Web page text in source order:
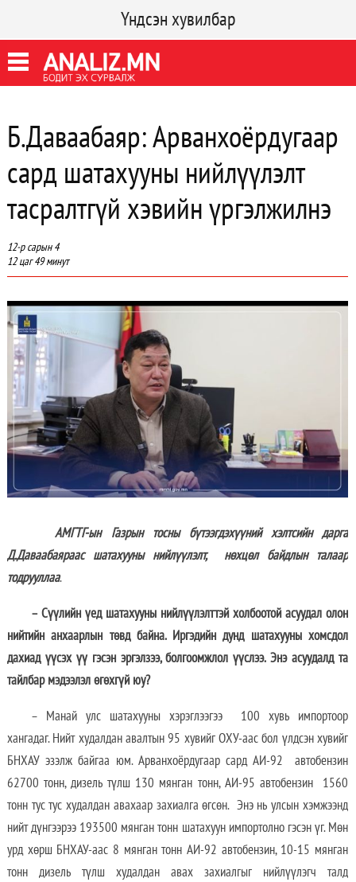
Үндсэн хувилбар
Б.Даваабаяр: Арванхоёрдугаар
сард шатахууны нийлүүлэлт
тасралтгүй хэвийн үргэлжилнэ
12-р сарын 4
12 цаг 49 минут
АМГТГ-ын Газрын тосны бүтээгдэхүүний хэлтсийн дарга
Д.Даваабаяраас шатахууны нийлүүлэлт, нөхцөл байдлын талаар
тодрууллаа.
– Сүүлийн үед шатахууны нийлүүлэлттэй холбоотой асуудал олон
нийтийн анхаарлын төвд байна. Иргэдийн дунд шатахууны хомсдол
дахиад үүсэх үү гэсэн эргэлзээ, болгоомжлол үүслээ. Энэ асуудалд та
тайлбар мэдээлэл өгөхгүй юу?
– Манай улс шатахууны хэрэглээгээ 100 хувь импортоор
хангадаг. Нийт худалдан авалтын 95 хувийг ОХУ-аас бол үлдсэн хувийг
БНХАУ эзэлж байгаа юм. Арванхоёрдугаар сард АИ-92 автобензин
62700 тонн, дизель түлш 130 мянган тонн, АИ-95 автобензин 1560
тонн тус тус худалдан авахаар захиалга өгсөн. Энэ нь улсын хэмжээнд
нийт дүнгээрээ 193500 мянган тонн шатахуун импортолно гэсэн үг. Мөн
урд хөрш БНХАУ-аас 8 мянган тонн АИ-92 автобензин, 10-15 мянган
тонн дизель түлш худалдан авах захиалгыг нийлүүлэгч талд